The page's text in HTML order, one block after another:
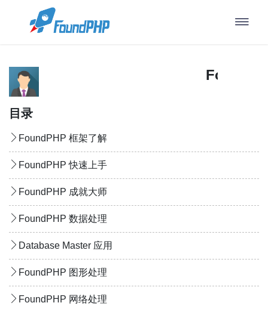
FoundPHP
目录
FoundPHP 框架了解
FoundPHP 快速上手
FoundPHP 成就大师
FoundPHP 数据处理
Database Master 应用
FoundPHP 图形处理
FoundPHP 网络处理